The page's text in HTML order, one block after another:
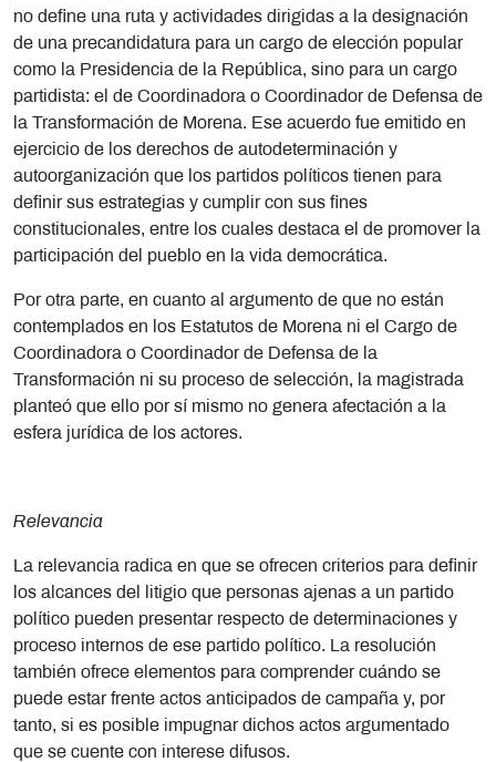
no define una ruta y actividades dirigidas a la designación
de una precandidatura para un cargo de elección popular
como la Presidencia de la República, sino para un cargo
partidista: el de Coordinadora o Coordinador de Defensa de
la Transformación de Morena. Ese acuerdo fue emitido en
ejercicio de los derechos de autodeterminación y
autoorganización que los partidos políticos tienen para
definir sus estrategias y cumplir con sus fines
constitucionales, entre los cuales destaca el de promover la
participación del pueblo en la vida democrática.
Por otra parte, en cuanto al argumento de que no están
contemplados en los Estatutos de Morena ni el Cargo de
Coordinadora o Coordinador de Defensa de la
Transformación ni su proceso de selección, la magistrada
planteó que ello por sí mismo no genera afectación a la
esfera jurídica de los actores.
Relevancia
La relevancia radica en que se ofrecen criterios para definir
los alcances del litigio que personas ajenas a un partido
político pueden presentar respecto de determinaciones y
proceso internos de ese partido político. La resolución
también ofrece elementos para comprender cuándo se
puede estar frente actos anticipados de campaña y, por
tanto, si es posible impugnar dichos actos argumentado
que se cuente con interese difusos.